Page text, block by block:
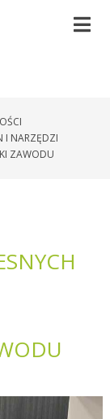
I NARZĘDZI
ZAWODU